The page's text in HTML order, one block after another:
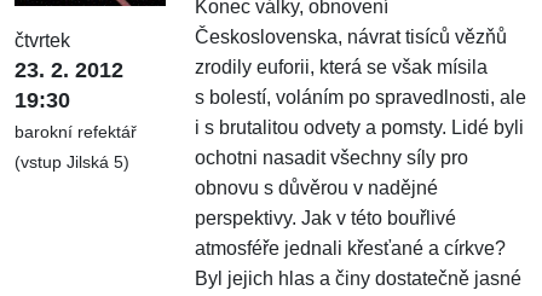
čtvrtek
23. 2. 2012
19:30
barokní refektář
(vstup Jilská 5)
Konec války, obnovení
Československa, návrat tisíců vězňů
zrodily euforii, která se však mísila
s bolestí, voláním po spravedlnosti, ale
i s brutalitou odvety a pomsty. Lidé byli
ochotni nasadit všechny síly pro
obnovu s důvěrou v nadějné
perspektivy. Jak v této bouřlivé
atmosféře jednali křesťané a církve?
Byl jejich hlas a činy dostatečně jasné